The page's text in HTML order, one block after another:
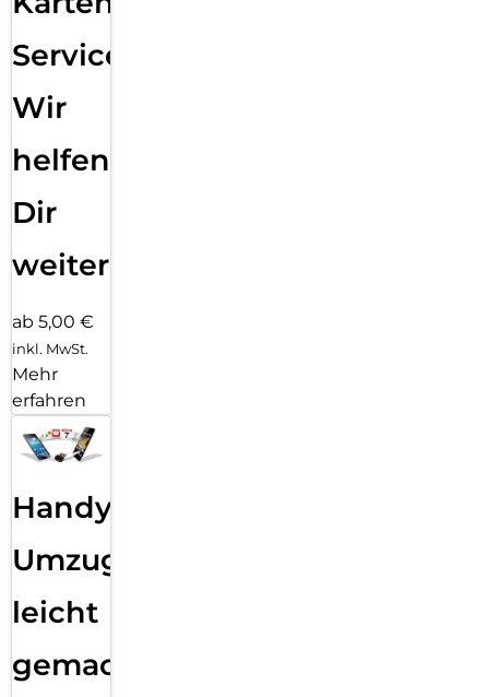
Service:
Wir
helfen
Dir
weiter
ab 5,00 €
inkl. MwSt.
Mehr
erfahren
Handy
Umzug
leicht
gemacht!